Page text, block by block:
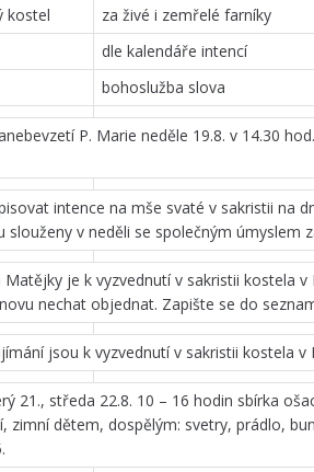
kostel za živé i zemřelé farníky
dle kalendáře intencí
bohoslužba slova
P. Marie neděle 19.8. v 14.30
intence na mše svaté v sakristii na
v neděli se společným úmyslem
Matějky je k vyzvednutí v sakristii kostela
nechat objednat. Zapište se do
jsou k vyzvednutí v sakristii kostela v
21., středa 22.8. 10 – 16 hodin sbírka
zimní dětem, dospělým: svetry, prádlo,